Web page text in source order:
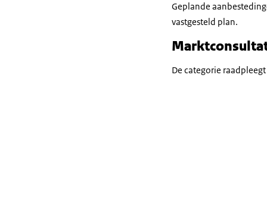
Geplande
vastgesteld plan.
De categorie